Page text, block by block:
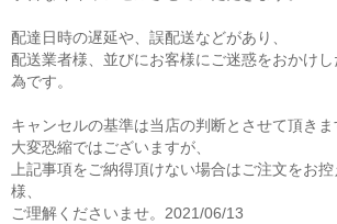
配達日時の遅延や、誤配送などがあり、
配送業者様、並びにお客様にご迷惑をおかけ
為です。
キャンセルの基準は当店の判断とさせて頂きま
大変恐縮ではございますが、
上記事項をご納得頂けない場合はご注文をお
様、
ご理解くださいませ。2021/06/13